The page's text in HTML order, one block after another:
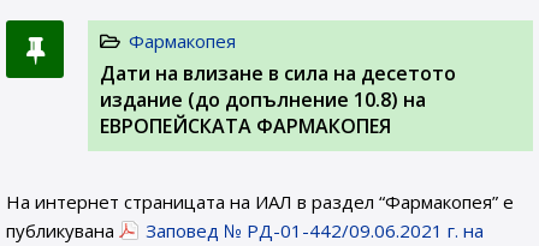
Фармакопея
Дати на влизане в сила на десетото
издание (до допълнение 10.8) на
ЕВРОПЕЙСКАТА ФАРМАКОПЕЯ
На интернет страницата на ИАЛ в раздел “Фармакопея” е
публикувана
Заповед № РД-01-442/09.06.2021 г. на